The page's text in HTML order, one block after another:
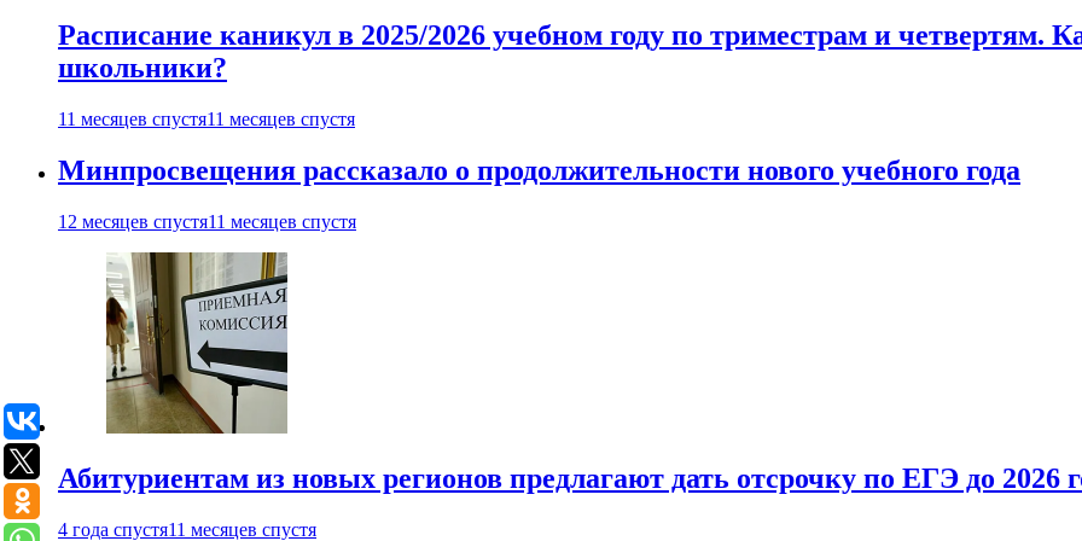
Расписание каникул в 2025/2026 учебном году по триместрам и четвертям.
школьники?
11 месяцев спустя11 месяцев спустя
Минпросвещения рассказало о продолжительности нового учебного года
12 месяцев спустя11 месяцев спустя
Абитуриентам из новых регионов предлагают дать отсрочку по ЕГЭ до 2026
4 года спустя11 месяцев спустя